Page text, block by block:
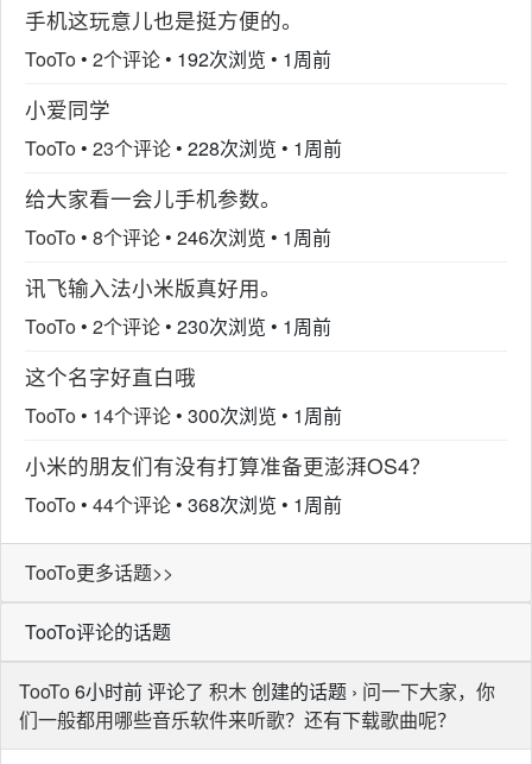
手机这玩意儿也是挺方便的。
TooTo • 2个评论 • 192次浏览 • 1周前
小爱同学
TooTo • 23个评论 • 228次浏览 • 1周前
给大家看一会儿手机参数。
TooTo • 8个评论 • 246次浏览 • 1周前
讯飞输入法小米版真好用。
TooTo • 2个评论 • 230次浏览 • 1周前
这个名字好直白哦
TooTo • 14个评论 • 300次浏览 • 1周前
小米的朋友们有没有打算准备更澎湃OS4？
TooTo • 44个评论 • 368次浏览 • 1周前
TooTo更多话题>>
TooTo评论的话题
TooTo 6小时前 评论了 积木创建的话题 › 问一下大家，你
们一般都用哪些音乐软件来听歌？还有下载歌曲呢？